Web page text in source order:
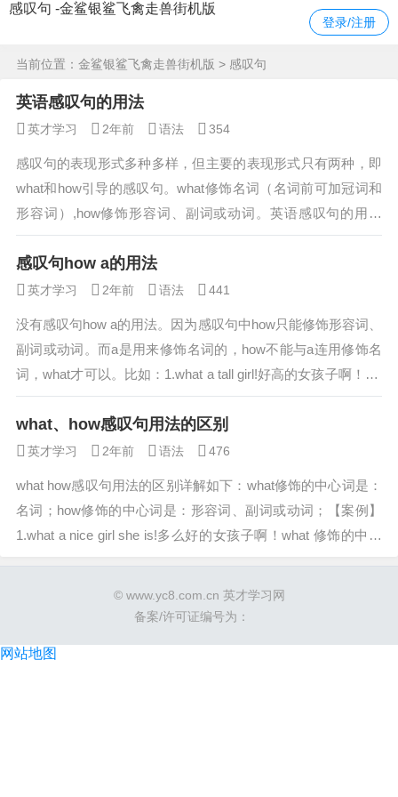
感叹句 -金鲨银鲨飞禽走兽街机版
登录/注册
当前位置： 金鲨银鲨飞禽走兽街机版 > 感叹句
英语感叹句的用法
英才学习 2年前 语法 354
感叹句的表现形式多种多样，但主要的表现形式只有两种，即
what和how引导的感叹句。what修饰名词（名词前可加冠词和
形容词）,how修饰形容词、副词或动词。英语感叹句的用法
1、以副词here, there, in开头的感叹句。例句：her...
感叹句how a的用法
英才学习 2年前 语法 441
没有感叹句how a的用法。因为感叹句中how只能修饰形容词、
副词或动词。而a是用来修饰名词的，how不能与a连用修饰名
词，what才可以。比如：1.what a tall girl!好高的女孩子啊！wh
at和a一起修饰名词girl被修饰的...
what、how感叹句用法的区别
英才学习 2年前 语法 476
what how感叹句用法的区别详解如下：what修饰的中心词是：
名词；how修饰的中心词是：形容词、副词或动词；【案例】
1.what a nice girl she is!多么好的女孩子啊！what 修饰的中心
© www.yc8.com.cn 英才学习网
备案/许可证编号为：
网站地图